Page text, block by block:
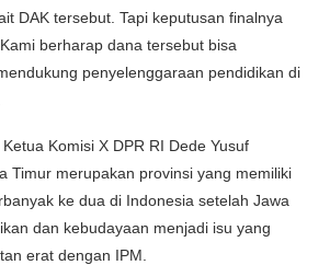
DAK tersebut. Tapi keputusan finalnya
berharap dana tersebut bisa
penyelenggaraan pendidikan di
Komisi X DPR RI Dede Yusuf
Timur merupakan provinsi yang memiliki
ke dua di Indonesia setelah Jawa
dan kebudayaan menjadi isu yang
erat dengan IPM.